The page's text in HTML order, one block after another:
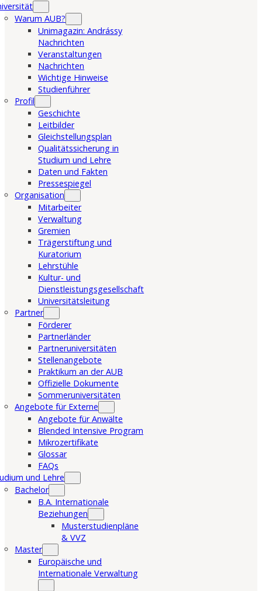
Warum AUB?
Unimagazin: Andrássy
Nachrichten
Veranstaltungen
Nachrichten
Wichtige Hinweise
Studienführer
Profil
Geschichte
Leitbilder
Gleichstellungsplan
Qualitätssicherung in
Studium und Lehre
Daten und Fakten
Pressespiegel
Organisation
Mitarbeiter
Verwaltung
Gremien
Trägerstiftung und
Kuratorium
Lehrstühle
Kultur- und
Dienstleistungsgesellschaft
Universitätsleitung
Partner
Förderer
Partnerländer
Partneruniversitäten
Stellenangebote
Praktikum an der AUB
Offizielle Dokumente
Sommeruniversitäten
Angebote für Externe
Angebote für Anwälte
Blended Intensive Program
Mikrozertifikate
Glossar
FAQs
und Lehre
Bachelor
B.A. Internationale
Beziehungen
Musterstudienpläne
& VVZ
Master
Europäische und
Internationale Verwaltung